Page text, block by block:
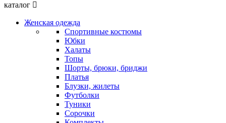
каталог 
Женская одежда
Спортивные костюмы
Юбки
Халаты
Топы
Шорты, брюки, бриджи
Платья
Блузки, жилеты
Футболки
Туники
Сорочки